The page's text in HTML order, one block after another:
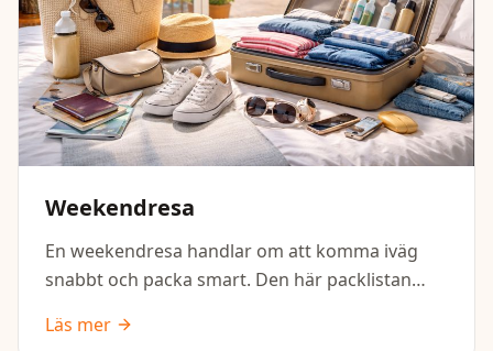
Weekendresa
En weekendresa handlar om att komma iväg
snabbt och packa smart. Den här packlistan
dagar borta – utan att överpacka eller glömma
Läs mer